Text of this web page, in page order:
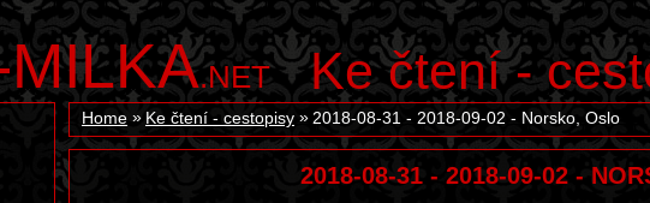
.NET Ke čtení -
Home Ke čtení - cestopisy 2018-08-31 - 2018-09-02 - Norsko, Oslo
2018-08-31 - 2018-09-02 -